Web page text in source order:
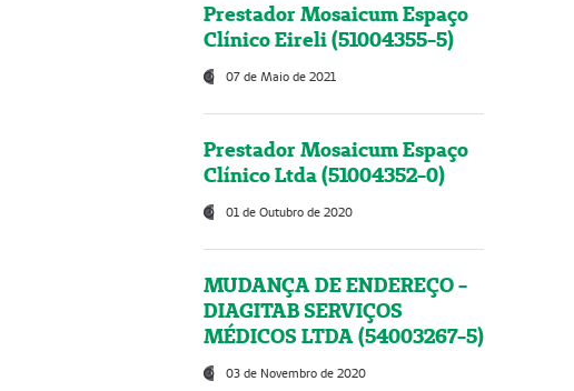
Prestador Mosaicum Espaço
Clínico Eireli (51004355-5)
07 de Maio de 2021
Prestador Mosaicum Espaço
Clínico Ltda (51004352-0)
01 de Outubro de 2020
MUDANÇA DE ENDEREÇO -
DIAGITAB SERVIÇOS
MÉDICOS LTDA (54003267-5)
03 de Novembro de 2020